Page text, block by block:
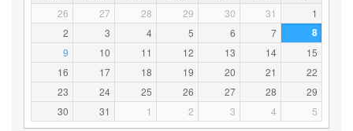
26 27 28 29 30 31
1
2
3 4 5 6 7 8
9 10 11 12 13 14
15
16
17 18 19 20 21
22
23
24 25 26 27 28
29
30
31 1 2 3 4 5